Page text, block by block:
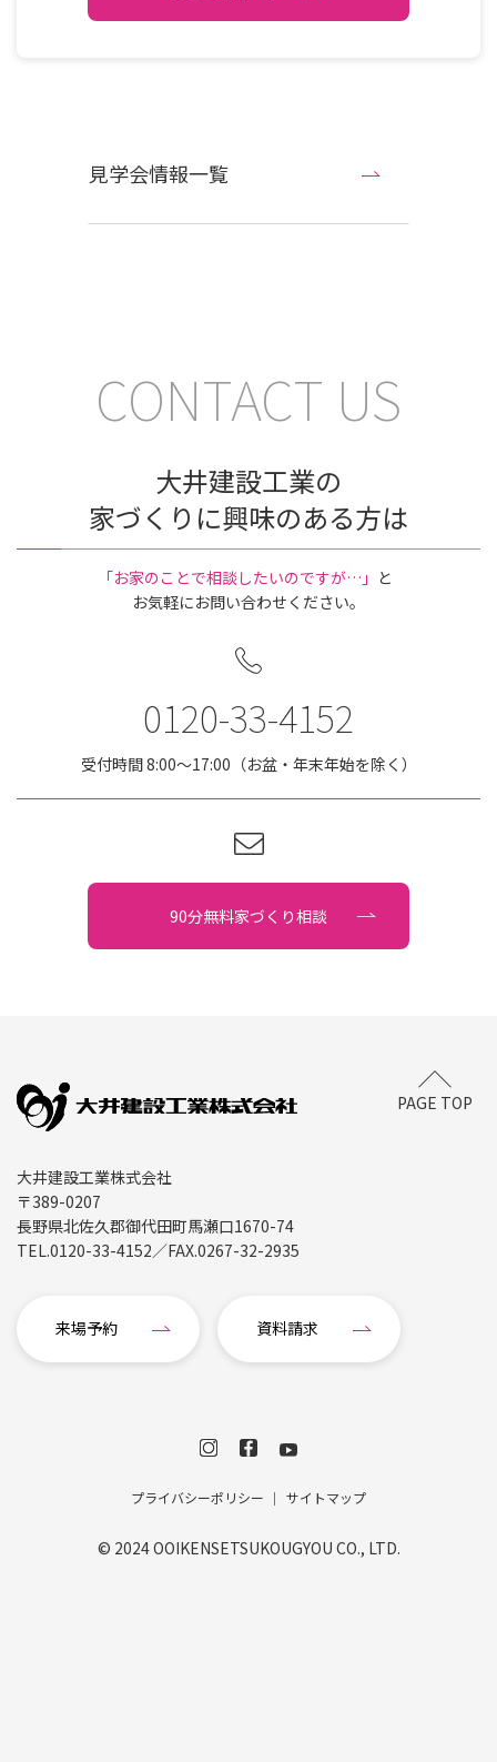
見学会情報一覧
CONTACT US
大井建設工業の
家づくりに興味のある方は
｢お家のことで相談したいのですが…」 と
お気軽にお問い合わせください。
0120-33-4152
受付時間 8:00〜17:00（お盆・年末年始を除く）
90分無料家づくり相談
PAGE TOP
大井建設工業株式会社
〒389-0207
長野県北佐久郡御代田町馬瀬口1670-74
TEL.0120-33-4152／FAX.0267-32-2935
来場予約 資料請求
プライバシーポリシー サイトマップ
© 2024 OOIKENSETSUKOUGYOU CO., LTD.